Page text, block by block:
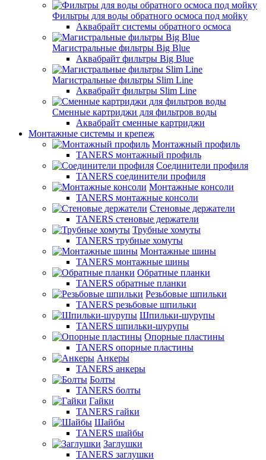
Фильтры для воды обратного осмоса под мойку
Аквабрайт системы обратного осмоса
Магистральные фильтры Big Blue
Аквабрайт фильтры Big Blue
Магистральные фильтры Slim Line
Аквабрайт фильтры Slim Line
Сменные картриджи для фильтров воды
Аквабрайт сменные картриджи
Монтажные системы и крепеж
Монтажный профиль
TANERS монтажный профиль
Соединители профиля
TANERS соединители профиля
Монтажные консоли
TANERS монтажные консоли
Стеновые держатели
TANERS стеновые держатели
Трубные хомуты
TANERS трубные хомуты
Монтажные шины
TANERS монтажные шины
Обратные планки
TANERS обратные планки
Резьбовые шпильки
TANERS резьбовые шпильки
Шпильки-шурупы
TANERS шпильки-шурупы
Опорные пластины
TANERS опорные пластины
Анкеры
TANERS анкеры
Болты
TANERS болты
Гайки
TANERS гайки
Шайбы
TANERS шайбы
Заглушки
TANERS заглушки